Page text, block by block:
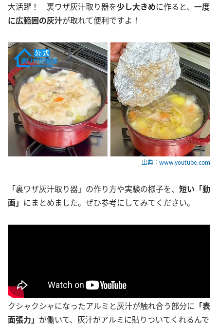
大活躍！ 裏ワザ灰汁取り器を少し大きめに作ると、 一度
に広範囲の灰汁が取れて便利ですよ！
出典：www.youtube.com
「裏ワザ灰汁取り器」の作り方や実験の様子を、 短い「動
画」 にまとめました。ぜひ参考にしてみてください。
クシャクシャになったアルミと灰汁が触れ合う部分に 「表
面張力」 が働いて、灰汁がアルミに貼りついてくれるんで